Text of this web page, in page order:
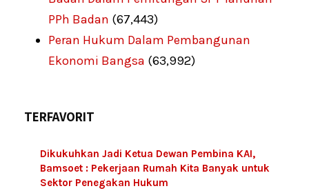
PPh Badan (67,443)
Peran Hukum Dalam Pembangunan
Ekonomi Bangsa (63,992)
TERFAVORIT
Dikukuhkan Jadi Ketua Dewan Pembina KAI,
Bamsoet : Pekerjaan Rumah Kita Banyak untuk
Sektor Penegakan Hukum